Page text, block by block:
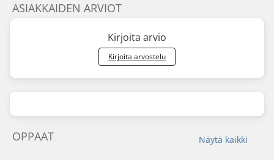
ASIAKKAIDEN ARVIOT
Kirjoita arvio
Kirjoita arvostelu
Näytä kaikki
OPPAAT